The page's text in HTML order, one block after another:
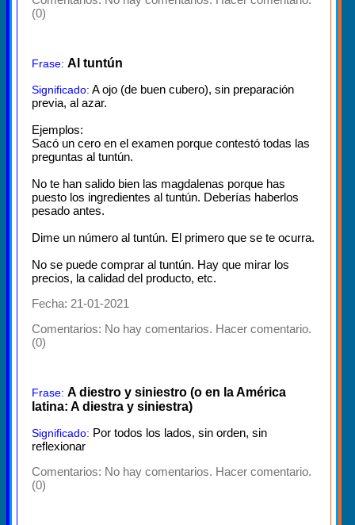
(0)
Frase: Al tuntún
Significado: A ojo (de buen cubero), sin preparación
previa, al azar.
Ejemplos:
Sacó un cero en el examen porque contestó todas las
preguntas al tuntún.
No te han salido bien las magdalenas porque has
puesto los ingredientes al tuntún. Deberías haberlos
pesado antes.
Dime un número al tuntún. El primero que se te ocurra.
No se puede comprar al tuntún. Hay que mirar los
precios, la calidad del producto, etc.
Fecha: 21-01-2021
Comentarios: No hay comentarios. Hacer comentario.
(0)
Frase: A diestro y siniestro (o en la América
latina: A diestra y siniestra)
Significado: Por todos los lados, sin orden, sin
reflexionar
Comentarios: No hay comentarios. Hacer comentario.
(0)